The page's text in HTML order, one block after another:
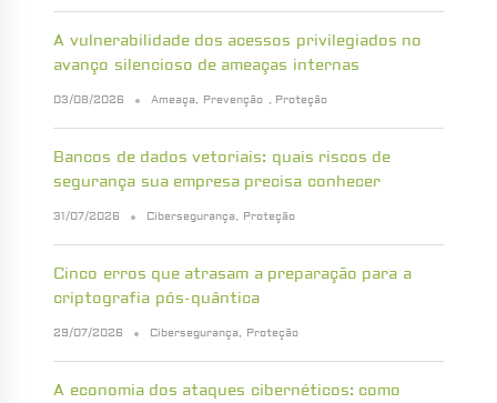
A vulnerabilidade dos acessos privilegiados no
avanço silencioso de ameaças internas
03/08/2026 Ameaça, Prevenção , Proteção
Bancos de dados vetoriais: quais riscos de
segurança sua empresa precisa conhecer
31/07/2026 Cibersegurança, Proteção
Cinco erros que atrasam a preparação para a
criptografia pós-quântica
29/07/2026 Cibersegurança, Proteção
A economia dos ataques cibernéticos: como